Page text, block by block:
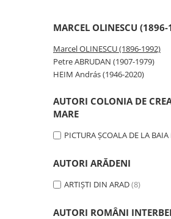
MARCEL OLINESCU
Marcel OLINESCU (1896-1992)
Petre ABRUDAN (1907-1979)
HEIM András (1946-2020)
AUTORI COLONIA DE
MARE
PICTURA ȘCOALA DE LA
AUTORI ARĂDENI
ARTIȘTI DIN ARAD(8)
AUTORI ROMÂNI